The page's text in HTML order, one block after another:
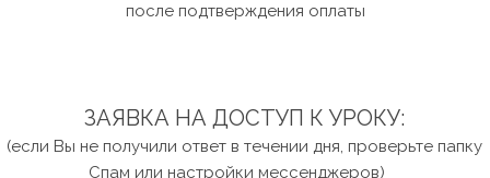
после подтверждения оплаты
ЗАЯВКА НА ДОСТУП К УРОКУ:
Спам или настройки мессенджеров)